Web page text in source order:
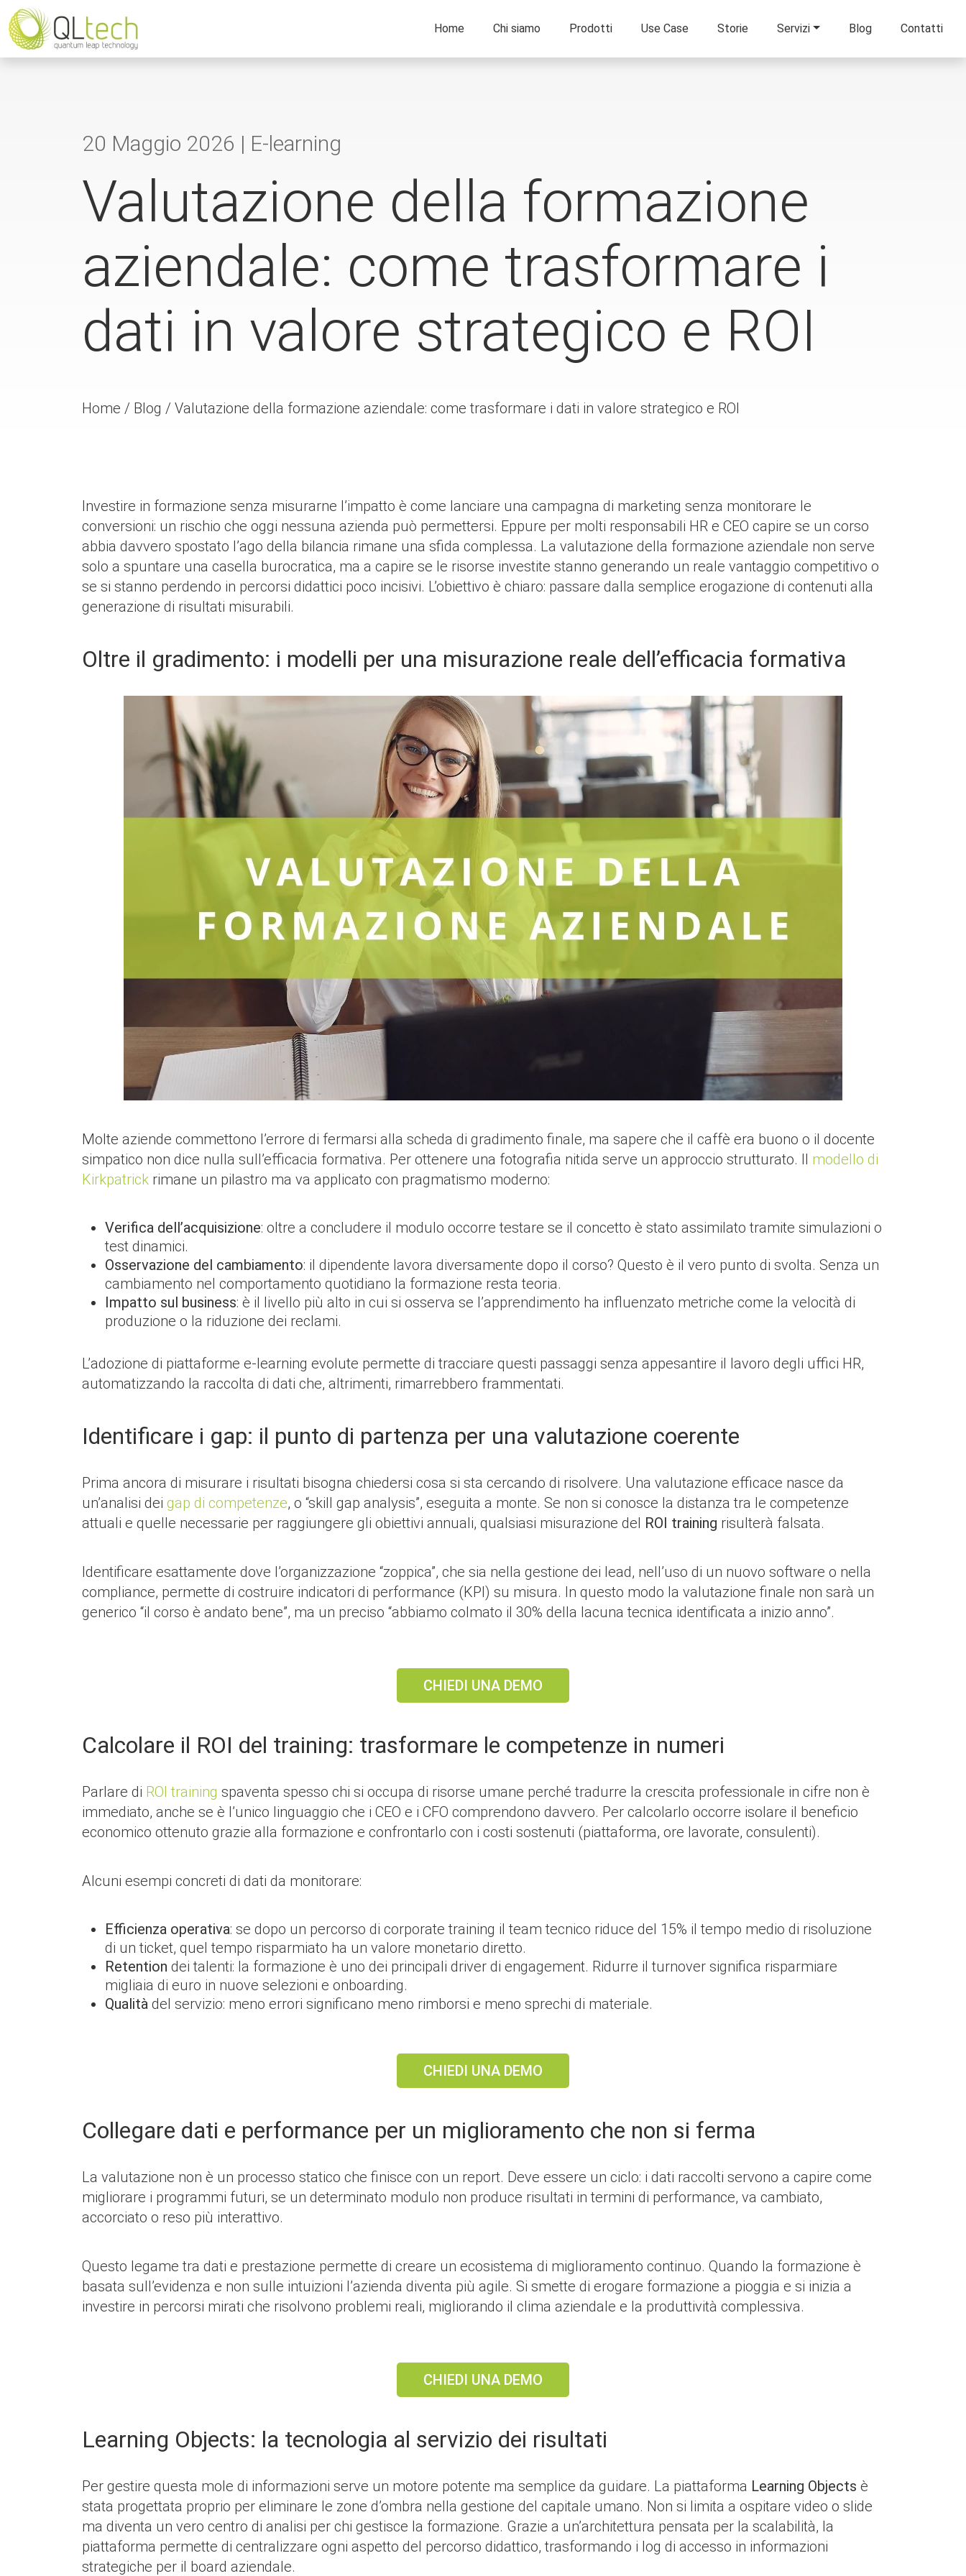
Home Chi siamo Prodotti Use Case Storie Servizi Blog Contatti
20 Maggio 2026 | E-learning
Valutazione della formazione
aziendale: come trasformare i
dati in valore strategico e ROI
Home / Blog / Valutazione della formazione aziendale: come trasformare i dati in valore strategico e ROI
Investire in formazione senza misurarne l’impatto è come lanciare una campagna di marketing senza monitorare le
conversioni: un rischio che oggi nessuna azienda può permettersi. Eppure per molti responsabili HR e CEO capire se un corso
abbia davvero spostato l’ago della bilancia rimane una sfida complessa. La valutazione della formazione aziendale non serve
solo a spuntare una casella burocratica, ma a capire se le risorse investite stanno generando un reale vantaggio competitivo o
se si stanno perdendo in percorsi didattici poco incisivi. L’obiettivo è chiaro: passare dalla semplice erogazione di contenuti alla
generazione di risultati misurabili.
Oltre il gradimento: i modelli per una misurazione reale dell’efficacia formativa
Molte aziende commettono l’errore di fermarsi alla scheda di gradimento finale, ma sapere che il caffè era buono o il docente
simpatico non dice nulla sull’efficacia formativa. Per ottenere una fotografia nitida serve un approccio strutturato. Il modello di
Kirkpatrick rimane un pilastro ma va applicato con pragmatismo moderno:
Verifica dell’acquisizione: oltre a concludere il modulo occorre testare se il concetto è stato assimilato tramite simulazioni o
test dinamici.
Osservazione del cambiamento: il dipendente lavora diversamente dopo il corso? Questo è il vero punto di svolta. Senza un
cambiamento nel comportamento quotidiano la formazione resta teoria.
Impatto sul business: è il livello più alto in cui si osserva se l’apprendimento ha influenzato metriche come la velocità di
produzione o la riduzione dei reclami.
L’adozione di piattaforme e-learning evolute permette di tracciare questi passaggi senza appesantire il lavoro degli uffici HR,
automatizzando la raccolta di dati che, altrimenti, rimarrebbero frammentati.
Identificare i gap: il punto di partenza per una valutazione coerente
Prima ancora di misurare i risultati bisogna chiedersi cosa si sta cercando di risolvere. Una valutazione efficace nasce da
un’analisi dei gap di competenze, o “skill gap analysis”, eseguita a monte. Se non si conosce la distanza tra le competenze
attuali e quelle necessarie per raggiungere gli obiettivi annuali, qualsiasi misurazione del ROI training risulterà falsata.
Identificare esattamente dove l’organizzazione “zoppica”, che sia nella gestione dei lead, nell’uso di un nuovo software o nella
compliance, permette di costruire indicatori di performance (KPI) su misura. In questo modo la valutazione finale non sarà un
generico “il corso è andato bene”, ma un preciso “abbiamo colmato il 30% della lacuna tecnica identificata a inizio anno”.
CHIEDI UNA DEMO
Calcolare il ROI del training: trasformare le competenze in numeri
Parlare di ROI training spaventa spesso chi si occupa di risorse umane perché tradurre la crescita professionale in cifre non è
immediato, anche se è l’unico linguaggio che i CEO e i CFO comprendono davvero. Per calcolarlo occorre isolare il beneficio
economico ottenuto grazie alla formazione e confrontarlo con i costi sostenuti (piattaforma, ore lavorate, consulenti).
Alcuni esempi concreti di dati da monitorare:
Efficienza operativa: se dopo un percorso di corporate training il team tecnico riduce del 15% il tempo medio di risoluzione
di un ticket, quel tempo risparmiato ha un valore monetario diretto.
Retention dei talenti: la formazione è uno dei principali driver di engagement. Ridurre il turnover significa risparmiare
migliaia di euro in nuove selezioni e onboarding.
Qualità del servizio: meno errori significano meno rimborsi e meno sprechi di materiale.
CHIEDI UNA DEMO
Collegare dati e performance per un miglioramento che non si ferma
La valutazione non è un processo statico che finisce con un report. Deve essere un ciclo: i dati raccolti servono a capire come
migliorare i programmi futuri, se un determinato modulo non produce risultati in termini di performance, va cambiato,
accorciato o reso più interattivo.
Questo legame tra dati e prestazione permette di creare un ecosistema di miglioramento continuo. Quando la formazione è
basata sull’evidenza e non sulle intuizioni l’azienda diventa più agile. Si smette di erogare formazione a pioggia e si inizia a
investire in percorsi mirati che risolvono problemi reali, migliorando il clima aziendale e la produttività complessiva.
CHIEDI UNA DEMO
Learning Objects: la tecnologia al servizio dei risultati
Per gestire questa mole di informazioni serve un motore potente ma semplice da guidare. La piattaforma Learning Objects è
stata progettata proprio per eliminare le zone d’ombra nella gestione del capitale umano. Non si limita a ospitare video o slide
ma diventa un vero centro di analisi per chi gestisce la formazione. Grazie a un’architettura pensata per la scalabilità, la
piattaforma permette di centralizzare ogni aspetto del percorso didattico, trasformando i log di accesso in informazioni
strategiche per il board aziendale.